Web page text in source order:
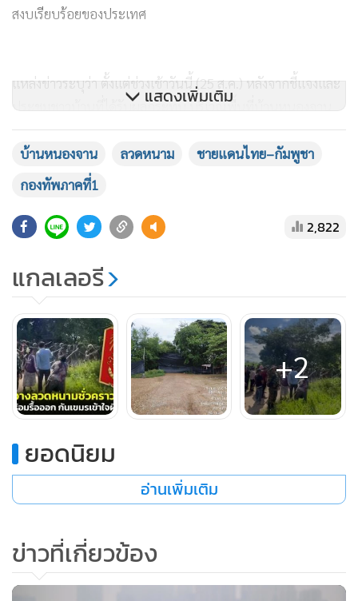
สงบเรียบร้อยของประเทศ
แหล่งข่าวระบุว่า ตั้งแต่ช่วงเช้าวันนี้ (25 ส.ค.) หลังจากชี้แจงและ
ประชุมชาวบ้านที่ได้รับผลกระทบ บริเวณพื้นที่บ้านหนองจาน
อำเภอโคกสูง จังหวัดลพบุรี ในช่วงบ่ายเป็นการปฎิบัติการของ
ทหารในการไปวางแนวลวดหนามเพิ่มเติมในพื้นที่ของไทยเพื่อ
ดำเนินการเกี่ยวกับข้อมูลของชาวบ้านที่มีเอกสารสิทธิ ซึ่งบาง
หนามไปด้านข้างจากสแลนสีดำในจุดที่คณะผู้สังเกตการณ์
สวน ทำให้กัมพูชาไม่ยอม ทั้งนี้กองกำลังมีเป้าหมายในการขึงลวด
หนามตั้งแต่หลักเขต 46-47 ในพื้นที่อธิปไตยไทย
โดยเหตุที่เกิดขึ้นชาวบ้านกัมพูชาประมาณ 20 คนตะโกนด่าทอ
ทหารไทยระหว่างที่กำลังล้อมรั้วลวดหนามโดยเอาไม้มาฟาด และ
ตีลวดหนาม ไม่ให้เราขึง เหตุการณ์เกิดขึ้นประมาณ 30 นาทีซึ่งผู้
บังคับหน่วยฝ่ายไทย กองพลน้อย ร.51 ประสานมาทาง
แสดงเพิ่มเติม
บ้านหนองจาน ลวดหนาม
ชายแดนไทย–กัมพูชา
กองทัพภาคที่1
2,822
แกลเลอรี
+2
ยอดนิยม
อ่านเพิ่มเติม
ข่าวที่เกี่ยวข้อง